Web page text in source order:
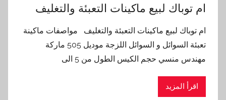
ام توباك لبيع ماكينات التعبئة والتغليف
ام توباك لبيع ماكينات التعبئة والتغليف مواصفات ماكينة
تعبئة السوائل و السوائل اللزجة موديل 505 ماركة
مهندس منسي حجم الكيس الطول من 5 الى
اقرأ المزيد